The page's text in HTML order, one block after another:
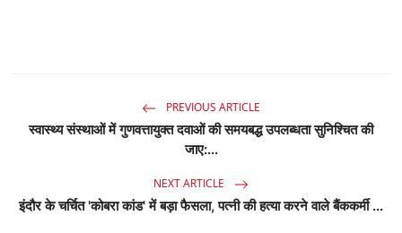
PREVIOUS ARTICLE
स्वास्थ्य संस्थाओं में गुणवत्तायुक्त दवाओं की समयबद्ध उपलब्धता सुनिश्चित की
जाए:...
NEXT ARTICLE
इंदौर के चर्चित 'कोबरा कांड' में बड़ा फैसला, पत्नी की हत्या करने वाले बैंककर्मी ...